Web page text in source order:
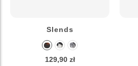
Slends
129,90 zł